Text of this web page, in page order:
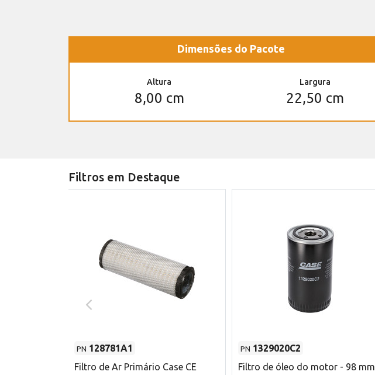
Dimensões do Pacote
Altura
8,00 cm
Largura
22,50 cm
Filtros em Destaque
PN 128781A1
Filtro de Ar Primário Case CE
PN 1329020C2
Filtro de óleo do motor - 98 mm